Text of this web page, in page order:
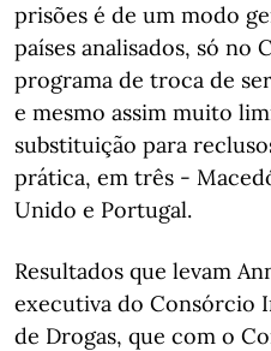
prisões é de um modo
países analisados, só no
programa de troca de
e mesmo assim muito
substituição para
prática, em três -
Unido e Portugal.
Resultados que levam
executiva do Consórcio
de Drogas, que com o